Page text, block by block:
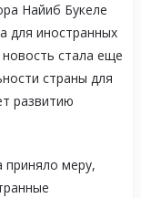
Найиб Букеле
для иностранных
стала еще
страны для
развитию
приняло меру,